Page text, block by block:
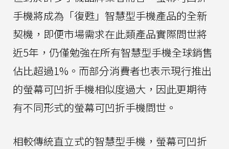
手機將成為「復甦」智慧型手機產品的全新
契機，即便市場需求在此類產品實際問世將
近5年，仍僅勉強在所有智慧型手機全球銷售
佔比超過1%。而部分消費者也表示現行推出
的螢幕可凹折手機相似度過大，因此更期待
有不同形式的螢幕可凹折手機問世。
相較傳統直立式的智慧型手機，螢幕可凹折